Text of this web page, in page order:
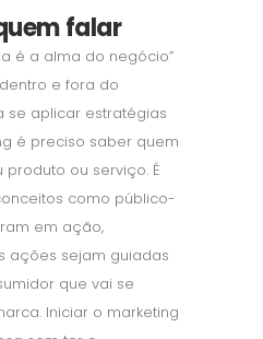
falar
é a alma do negócio”
e fora do
se aplicar estratégias
é preciso saber quem
ou serviço. É
como público-
em ação,
ações sejam guiadas
que vai se
Iniciar o marketing